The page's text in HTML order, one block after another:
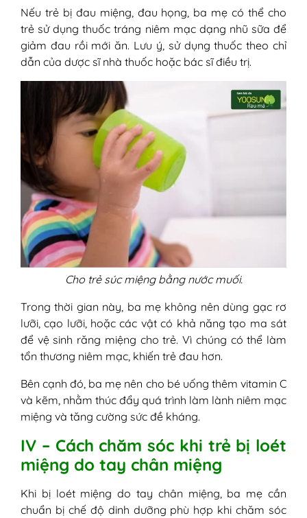
Nếu trẻ bị đau miệng, đau họng, ba mẹ có thể cho
trẻ sử dụng thuốc tráng niêm mạc dạng nhũ sữa để
giảm đau rồi mới ăn. Lưu ý, sử dụng thuốc theo chỉ
dẫn của dược sĩ nhà thuốc hoặc bác sĩ điều trị.
Cho trẻ súc miệng bằng nước muối.
Trong thời gian này, ba mẹ không nên dùng gạc rơ
lưỡi, cạo lưỡi, hoặc các vật có khả năng tạo ma sát
để vệ sinh răng miệng cho trẻ. Vì chúng có thể làm
tổn thương niêm mạc, khiến trẻ đau hơn.
Bên cạnh đó, ba mẹ nên cho bé uống thêm vitamin C
và kẽm, nhằm thúc đẩy quá trình làm lành niêm mạc
miệng và tăng cường sức đề kháng.
IV – Cách chăm sóc khi trẻ bị loét
miệng do tay chân miệng
Khi bị loét miệng do tay chân miệng, ba mẹ cần
chuẩn bị chế độ dinh dưỡng phù hợp khi chăm sóc